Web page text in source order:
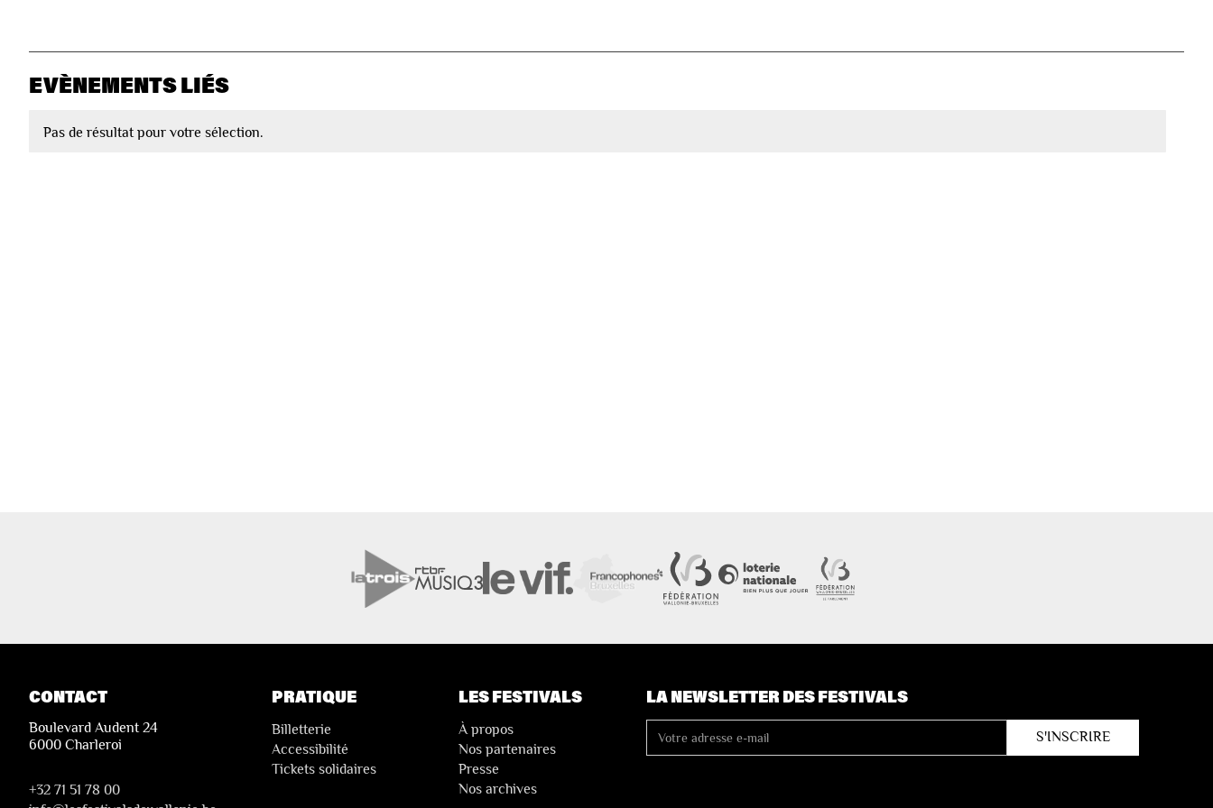
EVÈNEMENTS LIÉS
Pas de résultat pour votre sélection.
CONTACT
Boulevard Audent 24
6000 Charleroi
+32 71 51 78 00
PRATIQUE
Billetterie
Accessibilité
Tickets solidaires
LES FESTIVALS
À propos
Nos partenaires
Presse
Nos archives
LA NEWSLETTER DES FESTIVALS